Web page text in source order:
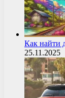
Как найти
25.11.2025